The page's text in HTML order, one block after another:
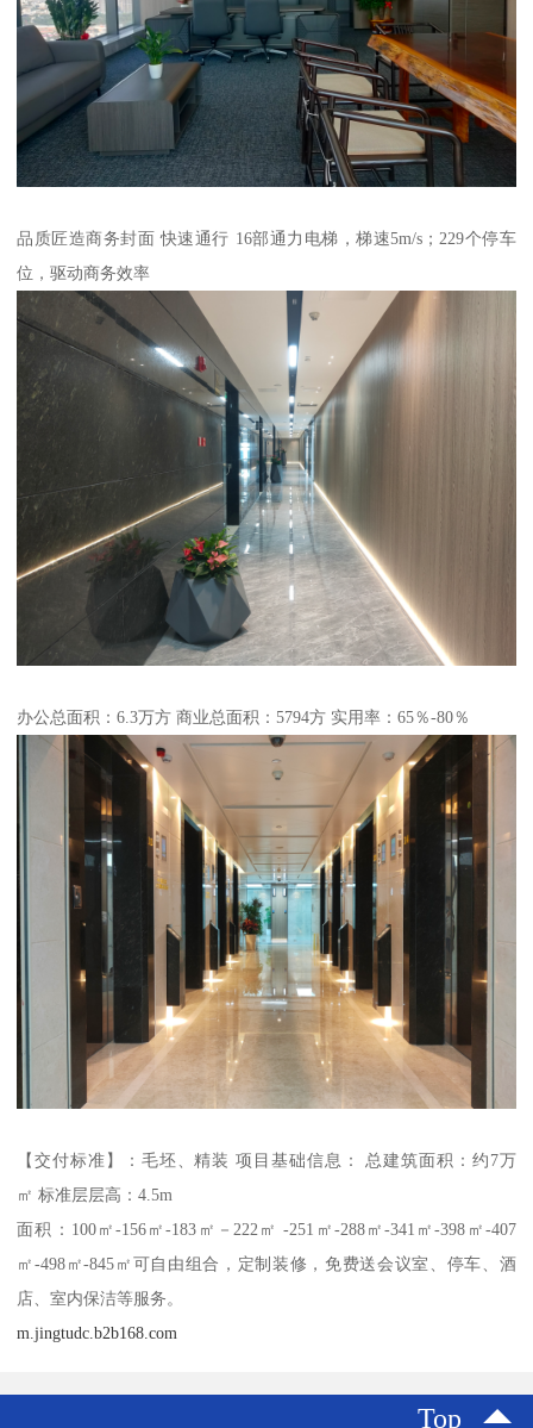
品质匠造商务封面 快速通行 16部通力电梯，梯速5m/s；229个停车
位，驱动商务效率
办公总面积：6.3万方 商业总面积：5794方 实用率：65％-80％
【交付标准】：毛坯、精装 项目基础信息： 总建筑面积：约7万
㎡ 标准层层高：4.5m
面积：100㎡-156㎡-183㎡－222㎡ -251㎡-288㎡-341㎡-398㎡-407
㎡-498㎡-845㎡可自由组合，定制装修，免费送会议室、停车、酒
店、室内保洁等服务。
m.jingtudc.b2b168.com
Top